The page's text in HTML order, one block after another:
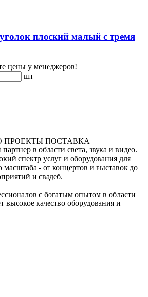
плоский малый с тремя
цены у менеджеров!
шт
ПРОЕКТЫ ПОСТАВКА
в области света, звука и видео.
спектр услуг и оборудования для
- от концертов и выставок до
и свадеб.
с богатым опытом в области
высокое качество оборудования и